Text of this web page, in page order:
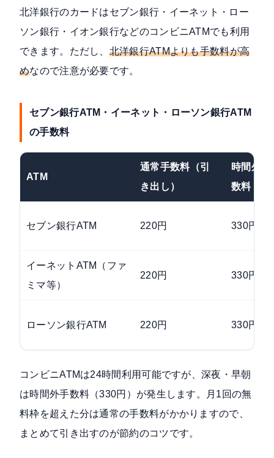
北洋銀行のカードはセブン銀行・イーネット・ロー
ソン銀行・イオン銀行などのコンビニATMでも利用
できます。ただし、 北洋銀行ATMよりも手数料が高
めなので注意が必要です。
セブン銀行ATM・イーネット・ローソン銀行ATM
の手数料
ATM
通常手数料（引
き出し）
時間外手
数料
セブン銀行ATM 220円 330円
イーネットATM（ファ
ミマ等）
220円 330円
ローソン銀行ATM 220円 330円
コンビニATMは24時間利用可能ですが、深夜・早朝
は時間外手数料（330円）が発生します。月1回の無
料枠を超えた分は通常の手数料がかかりますので、
まとめて引き出すのが節約のコツです。